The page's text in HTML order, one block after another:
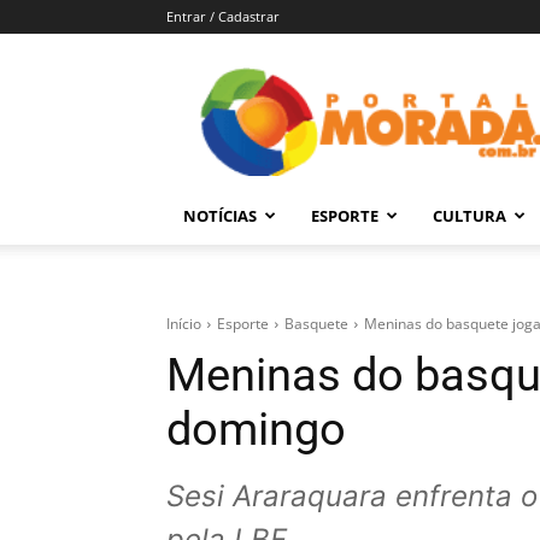
Entrar / Cadastrar
Morada
–
Araraquara
NOTÍCIAS ESPORTE CULTURA
Início Esporte Basquete Meninas do basquete
Meninas do
domingo
Sesi Araraquara enfrenta